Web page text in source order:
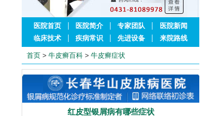
医院首页 医院简介 专家团队
医院新闻
临床技术
疾病常识 先进设备 来院路线
首页 > 牛皮癣百科 > 牛皮癣症状
红皮型银屑病有哪些症状